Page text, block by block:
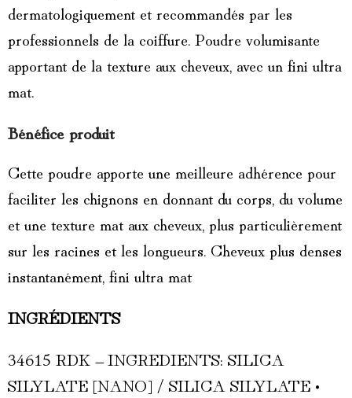
dermatologiquement et recommandés par les
professionnels de la coiffure. Poudre volumisante
apportant de la texture aux cheveux, avec un fini ultra
mat.
Bénéfice produit
Cette poudre apporte une meilleure adhérence pour
faciliter les chignons en donnant du corps, du volume
et une texture mat aux cheveux, plus particulièrement
sur les racines et les longueurs. Cheveux plus denses
instantanément, fini ultra mat
INGRÉDIENTS
34615 RDK – INGREDIENTS: SILICA
SILYLATE [NANO] / SILICA SILYLATE •